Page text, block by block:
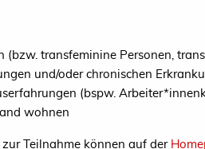
(bzw. transfeminine Personen,
und/oder chronischen
(bspw.
wohnen
Teilnahme können auf der